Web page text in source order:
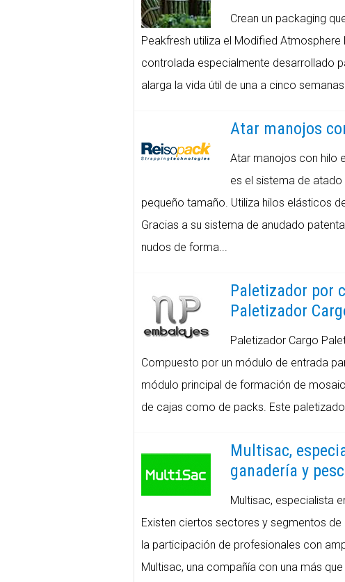
Crean un packaging
Peakfresh utiliza el Modified
controlada especialmente desarrollado
alarga la vida útil de una a cinco
Atar manojos
Atar manojos con hilo
es el sistema de
pequeño tamaño. Utiliza hilos elásticos
Gracias a su sistema de anudado
nudos de forma...
Paletizador por
Paletizador
Paletizador Cargo
Compuesto por un módulo de entrada
módulo principal de formación de
de cajas como de packs. Este
Multisac,
ganadería y
Multisac, especialista
Existen ciertos sectores y segmentos
la participación de profesionales con
Multisac, una compañía con una más